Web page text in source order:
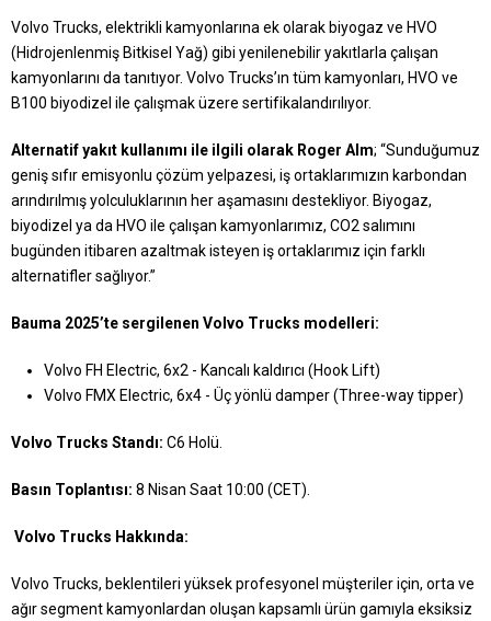
Volvo Trucks, elektrikli kamyonlarına ek olarak biyogaz ve HVO
(Hidrojenlenmiş Bitkisel Yağ) gibi yenilenebilir yakıtlarla çalışan
kamyonlarını da tanıtıyor. Volvo Trucks’ın tüm kamyonları, HVO ve
B100 biyodizel ile çalışmak üzere sertifikalandırılıyor.
Alternatif yakıt kullanımı ile ilgili olarak Roger Alm; “Sunduğumuz
geniş sıfır emisyonlu çözüm yelpazesi, iş ortaklarımızın karbondan
arındırılmış yolculuklarının her aşamasını destekliyor. Biyogaz,
biyodizel ya da HVO ile çalışan kamyonlarımız, CO2 salımını
bugünden itibaren azaltmak isteyen iş ortaklarımız için farklı
alternatifler sağlıyor.”
Bauma 2025’te sergilenen Volvo Trucks modelleri:
Volvo FH Electric, 6x2 - Kancalı kaldırıcı (Hook Lift)
Volvo FMX Electric, 6x4 - Üç yönlü damper (Three-way tipper)
Volvo Trucks Standı: C6 Holü.
Basın Toplantısı: 8 Nisan Saat 10:00 (CET).
Volvo Trucks Hakkında:
Volvo Trucks, beklentileri yüksek profesyonel müşteriler için, orta ve
ağır segment kamyonlardan oluşan kapsamlı ürün gamıyla eksiksiz